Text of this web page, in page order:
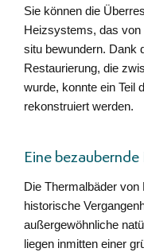
Sie können die
Heizsystems, das von
situ bewundern. Dank
Restaurierung, die
wurde, konnte ein Teil
rekonstruiert werden.
Eine
Die Thermalbäder von
historische
außergewöhnliche
liegen inmitten einer